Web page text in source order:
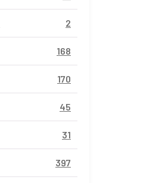
2
168
170
45
31
397